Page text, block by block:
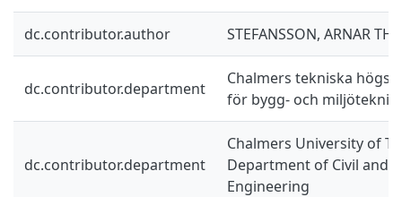
dc.contributor.author STEFANSSON, ARNAR
dc.contributor.department
Chalmers tekniska
för bygg- och miljöteknik
dc.contributor.department
Chalmers University of
Department of Civil and
Engineering